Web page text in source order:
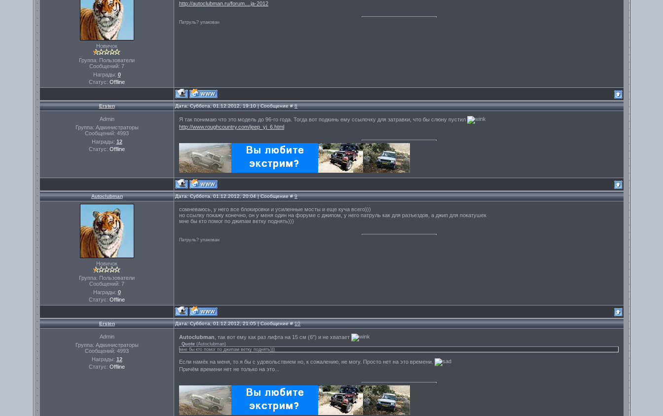
Новичок
Группа: Пользователи
Сообщений: 7
Награды: 0
Статус: Offline
http://autoclubman.ru/forum....ja-2012
Патруль? упакован
Ersten Дата: Суббота, 01.12.2012, 19:10 | Сообщение #8
Admin
Группа: Администраторы
Сообщений: 4993
Награды: 12
Статус: Offline
Я так понимаю что это модель до 96-го года. Тогда вот подкинь ему ссылочку для затравки, что бы слюну пустил
http://www.roughcountry.com/jeep_yj_6.html
Autoclubman Дата: Суббота, 01.12.2012, 20:04 | Сообщение #9
Новичок
Группа: Пользователи
Сообщений: 7
Награды: 0
Статус: Offline
сомневаюсь, у него все блокировки и усиленные мосты и еще куча всего)))
но ссылку покажу конечно, он у меня один на форуме с джипом, у него патруль как для разъездов, а джип для покатушек
мне бы кто помог по джипам ветку поднять)))
Патруль? упакован
Ersten Дата: Суббота, 01.12.2012, 21:05 | Сообщение #10
Admin
Группа: Администраторы
Сообщений: 4993
Награды: 12
Статус: Offline
Autoclubman , так вот ему как раз лифта на 15 см (6") и не хватает
Quote (Autoclubman)
мне бы кто помог по джипам ветку поднять)))
Если намёк на меня, то я бы с удовольствием но, к сожалению, не могу. Просто нет на это времени.
Причём времени нет не только на это...